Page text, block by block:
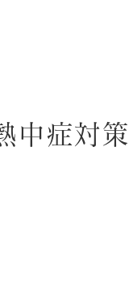
中症対策